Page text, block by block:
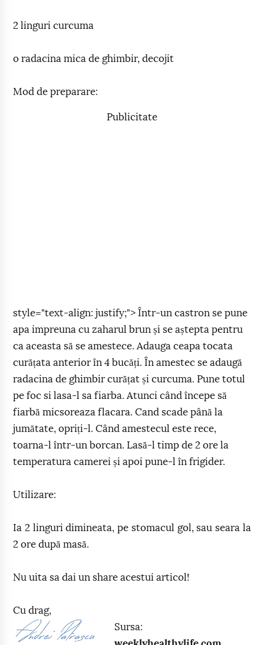
2 linguri curcuma
o radacina mica de ghimbir, decojit
Mod de preparare:
Publicitate
style="text-align: justify;"> Într-un castron se pune
apa impreuna cu zaharul brun și se aștepta pentru
ca aceasta să se amestece. Adauga ceapa tocata
curățata anterior în 4 bucăți. În amestec se adaugă
radacina de ghimbir curățat și curcuma. Pune totul
pe foc si lasa-l sa fiarba. Atunci când începe să
fiarbă micsoreaza flacara. Cand scade până la
jumătate, opriți-l. Când amestecul este rece,
toarna-l într-un borcan. Lasă-l timp de 2 ore la
temperatura camerei și apoi pune-l în frigider.
Utilizare:
Ia 2 linguri dimineata, pe stomacul gol, sau seara la
2 ore după masă.
Nu uita sa dai un share acestui articol!
Cu drag,
Sursa: